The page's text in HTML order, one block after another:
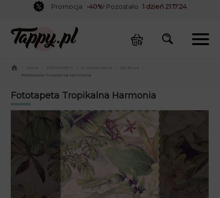
Promocja -40%! Pozostało 1 dzień 21:17:24
Sklep FOTOTAPETY Przeznaczenie Do Biura
Fototapeta Tropikalna Harmonia
Fototapeta Tropikalna Harmonia